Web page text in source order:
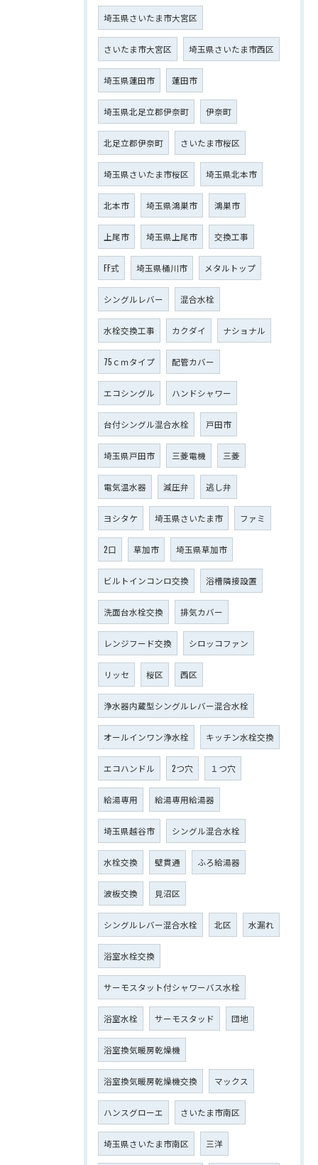
埼玉県さいたま市大宮区
さいたま市大宮区 埼玉県さいたま市西区
埼玉県蓮田市 蓮田市
埼玉県北足立郡伊奈町 伊奈町
北足立郡伊奈町 さいたま市桜区
埼玉県さいたま市桜区 埼玉県北本市
北本市 埼玉県鴻巣市 鴻巣市
上尾市 埼玉県上尾市 交換工事
FF式 埼玉県桶川市 メタルトップ
シングルレバー 混合水栓
水栓交換工事 カクダイ ナショナル
75ｃｍタイプ 配管カバー
エコシングル ハンドシャワー
台付シングル混合水栓 戸田市
埼玉県戸田市 三菱電機 三菱
電気温水器 減圧弁 逃し弁
ヨシタケ 埼玉県さいたま市 ファミ
2口 草加市 埼玉県草加市
ビルトインコンロ交換 浴槽隣接設置
洗面台水栓交換 排気カバー
レンジフード交換 シロッコファン
リッセ 桜区 西区
浄水器内蔵型シングルレバー混合水栓
オールインワン浄水栓 キッチン水栓交換
エコハンドル 2つ穴 １つ穴
給湯専用 給湯専用給湯器
埼玉県越谷市 シングル混合水栓
水栓交換 壁貫通 ふろ給湯器
波板交換 見沼区
シングルレバー混合水栓 北区 水漏れ
浴室水栓交換
サーモスタット付シャワーバス水栓
浴室水栓 サーモスタッド 団地
浴室換気暖房乾燥機
浴室換気暖房乾燥機交換 マックス
ハンスグローエ さいたま市南区
埼玉県さいたま市南区 三洋